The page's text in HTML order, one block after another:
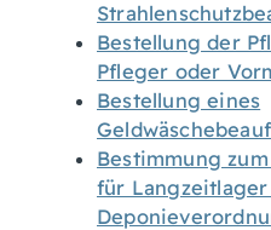
Bestellung der
Pfleger oder
Bestellung eines
Bestimmung
für